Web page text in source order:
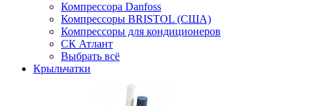
Компрессора Danfoss
Компрессоры BRISTOL (США)
Компрессоры для кондиционеров
СК Атлант
Выбрать всё
Крыльчатки